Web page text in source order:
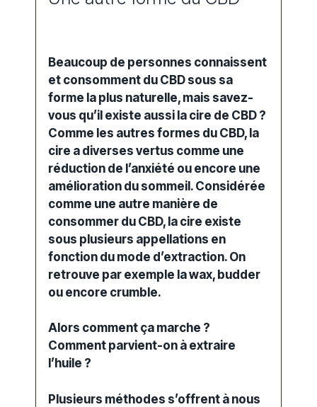
Beaucoup de personnes connaissent
et consomment du CBD sous sa
forme la plus naturelle, mais savez-
vous qu’il existe aussi la cire de CBD ?
Comme les autres formes du CBD, la
cire a diverses vertus comme une
réduction de l’anxiété ou encore une
amélioration du sommeil. Considérée
comme une autre manière de
consommer du CBD, la cire existe
sous plusieurs appellations en
fonction du mode d’extraction. On
retrouve par exemple la wax, budder
ou encore crumble.
Alors comment ça marche ?
Comment parvient-on à extraire
l’huile ?
Plusieurs méthodes s’offrent à nous